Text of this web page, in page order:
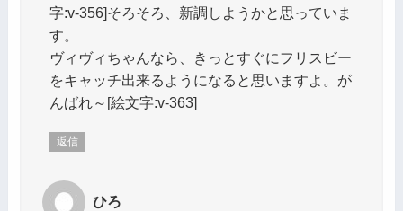
字:v-356]そろそろ、新調しようかと思っていま
す。
ヴィヴィちゃんなら、きっとすぐにフリスビー
をキャッチ出来るようになると思いますよ。が
んばれ～[絵文字:v-363]
返信
ひろ